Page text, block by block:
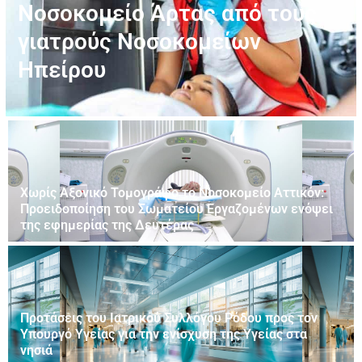
Νοσοκομείο Άρτας από τους
γιατρούς Νοσοκομείων
Ηπείρου
Χωρίς Αξονικό Τομογράφο το Νοσοκομείο Αττικόν:
Προειδοποίηση του Σωματείου Εργαζομένων ενόψει
της εφημερίας της Δευτέρας
Προτάσεις του Ιατρικού Συλλόγου Ρόδου προς τον
Υπουργό Υγείας για την ενίσχυση της Υγείας στα
νησιά